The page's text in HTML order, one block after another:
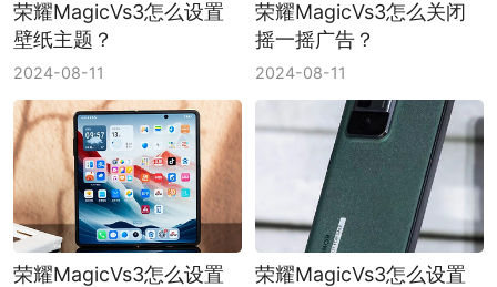
荣耀MagicVs3怎么设置
壁纸主题？
2024-08-11
荣耀MagicVs3怎么关闭
摇一摇广告？
2024-08-11
荣耀MagicVs3怎么设置
荣耀MagicVs3怎么设置